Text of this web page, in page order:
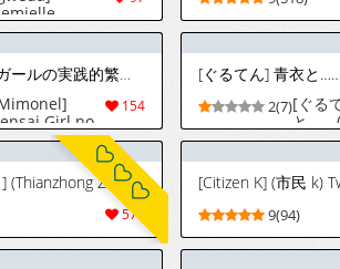
Zone
[ミモネル] 天才ガールの実践的繁殖実験♥ (ゼンレスゾーンゼロ) [英訳]
154
Girl no
♥︎ | A
Girl’s
♥︎
2(7)[ぐる
と……
ーン
[田中中田田中田] (Thianzhong Zhongtian) FANBOX - FULL GALLERY Part.2 (Updated : 2026.07.30)
574 9(94)